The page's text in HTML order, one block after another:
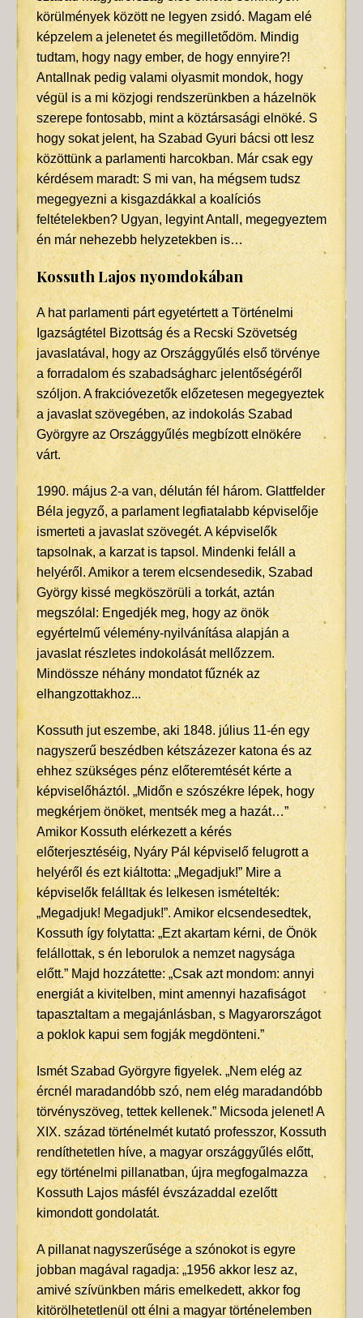
körülmények között ne legyen zsidó. Magam elé
képzelem a jelenetet és megilletődöm. Mindig
tudtam, hogy nagy ember, de hogy ennyire?!
Antallnak pedig valami olyasmit mondok, hogy
végül is a mi közjogi rendszerünkben a házelnök
szerepe fontosabb, mint a köztársasági elnöké. S
hogy sokat jelent, ha Szabad Gyuri bácsi ott lesz
közöttünk a parlamenti harcokban. Már csak egy
kérdésem maradt: S mi van, ha mégsem tudsz
megegyezni a kisgazdákkal a koalíciós
feltételekben? Ugyan, legyint Antall, megegyeztem
én már nehezebb helyzetekben is…
Kossuth Lajos nyomdokában
A hat parlamenti párt egyetértett a Történelmi
Igazságtétel Bizottság és a Recski Szövetség
javaslatával, hogy az Országgyűlés első törvénye
a forradalom és szabadságharc jelentőségéről
szóljon. A frakcióvezetők előzetesen megegyeztek
a javaslat szövegében, az indokolás Szabad
Györgyre az Országgyűlés megbízott elnökére
várt.
1990. május 2-a van, délután fél három. Glattfelder
Béla jegyző, a parlament legfiatalabb képviselője
ismerteti a javaslat szövegét. A képviselők
tapsolnak, a karzat is tapsol. Mindenki feláll a
helyéről. Amikor a terem elcsendesedik, Szabad
György kissé megköszörüli a torkát, aztán
megszólal: Engedjék meg, hogy az önök
egyértelmű vélemény-nyilvánítása alapján a
javaslat részletes indokolását mellőzzem.
Mindössze néhány mondatot fűznék az
elhangzottakhoz...
Kossuth jut eszembe, aki 1848. július 11-én egy
nagyszerű beszédben kétszázezer katona és az
ehhez szükséges pénz előteremtését kérte a
képviselőháztól. „Midőn e szószékre lépek, hogy
megkérjem önöket, mentsék meg a hazát…”
Amikor Kossuth elérkezett a kérés
előterjesztéséig, Nyáry Pál képviselő felugrott a
helyéről és ezt kiáltotta: „Megadjuk!” Mire a
képviselők felálltak és lelkesen ismételték:
„Megadjuk! Megadjuk!”. Amikor elcsendesedtek,
Kossuth így folytatta: „Ezt akartam kérni, de Önök
felállottak, s én leborulok a nemzet nagysága
előtt.” Majd hozzátette: „Csak azt mondom: annyi
energiát a kivitelben, mint amennyi hazafiságot
tapasztaltam a megajánlásban, s Magyarországot
a poklok kapui sem fogják megdönteni.”
Ismét Szabad Györgyre figyelek. „Nem elég az
ércnél maradandóbb szó, nem elég maradandóbb
törvényszöveg, tettek kellenek.” Micsoda jelenet! A
XIX. század történelmét kutató professzor, Kossuth
rendíthetetlen híve, a magyar országgyűlés előtt,
egy történelmi pillanatban, újra megfogalmazza
Kossuth Lajos másfél évszázaddal ezelőtt
kimondott gondolatát.
A pillanat nagyszerűsége a szónokot is egyre
jobban magával ragadja: „1956 akkor lesz az,
amivé szívünkben máris emelkedett, akkor fog
kitörölhetetlenül ott élni a magyar történelemben